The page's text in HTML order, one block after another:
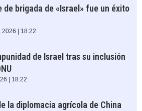
brigada de «Israel» fue un éxito
2026 | 18:22
de Israel tras su inclusión
| 18:22
la diplomacia agrícola de China